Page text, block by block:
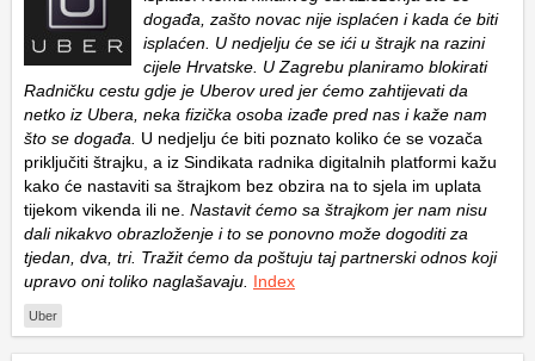
događa, zašto novac nije isplaćen i kada će biti
isplaćen. U nedjelju će se ići u štrajk na razini
cijele Hrvatske. U Zagrebu planiramo blokirati
Radničku cestu gdje je Uberov ured jer ćemo zahtijevati da
netko iz Ubera, neka fizička osoba izađe pred nas i kaže nam
što se događa. U nedjelju će biti poznato koliko će se vozača
priključiti štrajku, a iz Sindikata radnika digitalnih platformi kažu
kako će nastaviti sa štrajkom bez obzira na to sjela im uplata
tijekom vikenda ili ne. Nastavit ćemo sa štrajkom jer nam nisu
dali nikakvo obrazloženje i to se ponovno može dogoditi za
tjedan, dva, tri. Tražit ćemo da poštuju taj partnerski odnos koji
upravo oni toliko naglašavaju. Index
Uber